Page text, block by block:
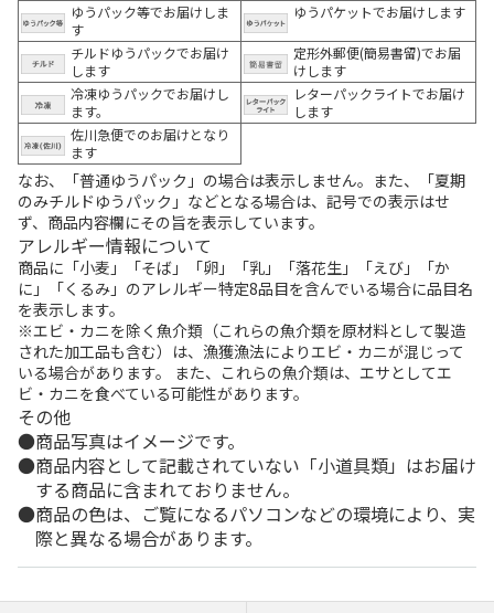
ゆうパック等でお届けしま
す
ゆうパケットでお届けします
チルドゆうパックでお届け
します
定形外郵便(簡易書留)でお届
けします
冷凍ゆうパックでお届けし
ます。
レターパックライトでお届け
します
佐川急便でのお届けとなり
ます
なお、「普通ゆうパック」の場合は表示しません。また、「夏期
のみチルドゆうパック」などとなる場合は、記号での表示はせ
ず、商品内容欄にその旨を表示しています。
アレルギー情報について
商品に「小麦」「そば」「卵」「乳」「落花生」「えび」「か
に」「くるみ」のアレルギー特定8品目を含んでいる場合に品目名
を表示します。
※エビ・カニを除く魚介類（これらの魚介類を原材料として製造
された加工品も含む）は、漁獲漁法によりエビ・カニが混じって
いる場合があります。 また、これらの魚介類は、エサとしてエ
ビ・カニを食べている可能性があります。
その他
商品写真はイメージです。
商品内容として記載されていない「小道具類」はお届け
する商品に含まれておりません。
商品の色は、ご覧になるパソコンなどの環境により、実
際と異なる場合があります。